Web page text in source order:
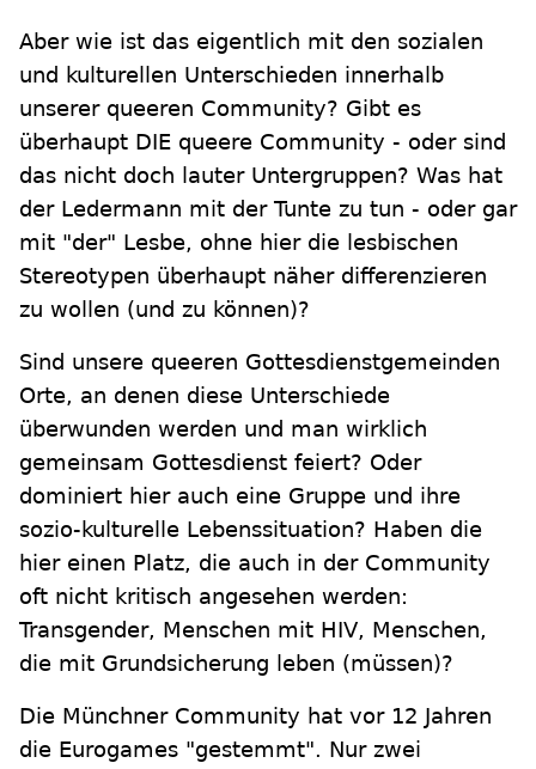
Aber wie ist das eigentlich mit den sozialen
und kulturellen Unterschieden innerhalb
unserer queeren Community? Gibt es
überhaupt DIE queere Community - oder sind
das nicht doch lauter Untergruppen? Was hat
der Ledermann mit der Tunte zu tun - oder gar
mit "der" Lesbe, ohne hier die lesbischen
Stereotypen überhaupt näher differenzieren
zu wollen (und zu können)?
Sind unsere queeren Gottesdienstgemeinden
Orte, an denen diese Unterschiede
überwunden werden und man wirklich
gemeinsam Gottesdienst feiert? Oder
dominiert hier auch eine Gruppe und ihre
sozio-kulturelle Lebenssituation? Haben die
hier einen Platz, die auch in der Community
oft nicht kritisch angesehen werden:
Transgender, Menschen mit HIV, Menschen,
die mit Grundsicherung leben (müssen)?
Die Münchner Community hat vor 12 Jahren
die Eurogames "gestemmt". Nur zwei